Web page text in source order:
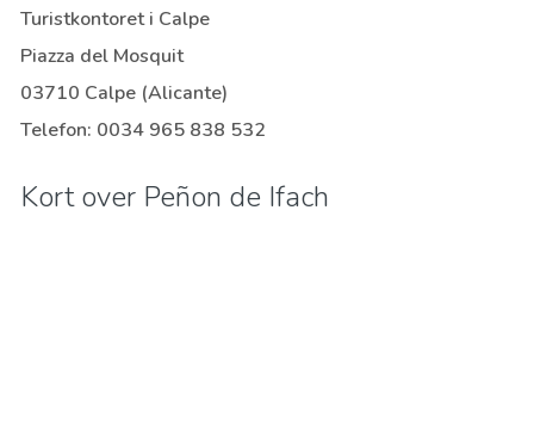
Turistkontoret i Calpe
Piazza del Mosquit
03710 Calpe (Alicante)
Telefon: 0034 965 838 532
Kort over Peñon de Ifach